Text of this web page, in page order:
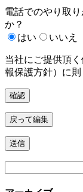
電話でのやり取
か？
はい
いいえ
当社にご提供頂
報保護方針）に則